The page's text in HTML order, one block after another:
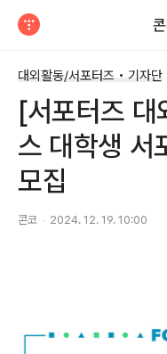
대외활동/서포터즈 • 기자단
[서포터즈
스 대학생 서
모집
콘코 2024. 12. 19. 10:00